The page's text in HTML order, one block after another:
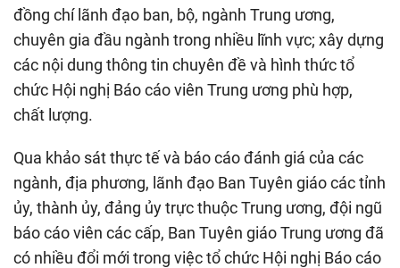
đồng chí lãnh đạo ban, bộ, ngành Trung ương,
chuyên gia đầu ngành trong nhiều lĩnh vực; xây dựng
các nội dung thông tin chuyên đề và hình thức tổ
chức Hội nghị Báo cáo viên Trung ương phù hợp,
chất lượng.
Qua khảo sát thực tế và báo cáo đánh giá của các
ngành, địa phương, lãnh đạo Ban Tuyên giáo các tỉnh
ủy, thành ủy, đảng ủy trực thuộc Trung ương, đội ngũ
báo cáo viên các cấp, Ban Tuyên giáo Trung ương đã
có nhiều đổi mới trong việc tổ chức Hội nghị Báo cáo